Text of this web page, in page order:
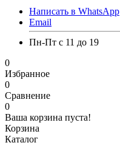
Написать в WhatsApp
Email
Пн-Пт с 11 до 19
0
Избранное
0
Сравнение
0
Ваша корзина пуста!
Корзина
Каталог